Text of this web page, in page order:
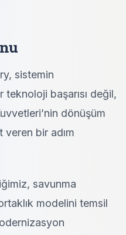
sistemin
teknoloji başarısı değil,
dönüşüm
veren bir adım
savunma
modelini temsil